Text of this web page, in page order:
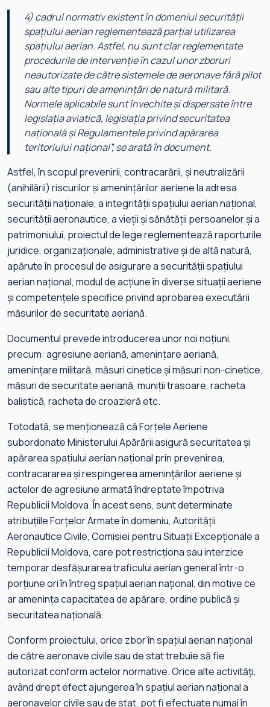
4) cadrul normativ existent în domeniul securității
spațiului aerian reglementează parțial utilizarea
spațiului aerian. Astfel, nu sunt clar reglementate
procedurile de intervenție în cazul unor zboruri
neautorizate de către sistemele de aeronave fără pilot
sau alte tipuri de amenințări de natură militară.
Normele aplicabile sunt învechite și dispersate între
legislația aviatică, legislația privind securitatea
națională și Regulamentele privind apărarea
teritoriului național”, se arată în document.
Astfel, în scopul prevenirii, contracarării, și neutralizării
(anihilării) riscurilor și amenințărilor aeriene la adresa
securității naționale, a integrității spațiului aerian național,
securității aeronautice, a vieții și sănătății persoanelor și a
patrimoniului, proiectul de lege reglementează raporturile
juridice, organizaționale, administrative și de altă natură,
apărute în procesul de asigurare a securității spațiului
aerian național, modul de acțiune în diverse situații aeriene
și competențele specifice privind aprobarea executării
măsurilor de securitate aeriană.
Documentul prevede introducerea unor noi noțiuni,
precum: agresiune aeriană, amenințare aeriană,
amenințare militară, măsuri cinetice și măsuri non-cinetice,
măsuri de securitate aeriană, muniții trasoare, racheta
balistică, racheta de croazieră etc.
Totodată, se menționează că Forțele Aeriene
subordonate Ministerului Apărării asigură securitatea și
apărarea spațiului aerian național prin prevenirea,
contracararea și respingerea amenințărilor aeriene și
actelor de agresiune armată îndreptate împotriva
Republicii Moldova. În acest sens, sunt determinate
atribuțiile Forțelor Armate în domeniu, Autorității
Aeronautice Civile, Comisiei pentru Situații Excepționale a
Republicii Moldova, care pot restricționa sau interzice
temporar desfășurarea traficului aerian general într-o
porțiune ori în întreg spațiul aerian național, din motive ce
ar amenința capacitatea de apărare, ordine publică și
securitatea națională.
Conform proiectului, orice zbor în spațiul aerian național
de către aeronave civile sau de stat trebuie să fie
autorizat conform actelor normative. Orice alte activități,
având drept efect ajungerea în spațiul aerian național a
aeronavelor civile sau de stat, pot fi efectuate numai în